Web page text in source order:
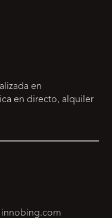
en
en directo, alquiler